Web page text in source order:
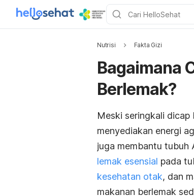
Nutrisi Fakta Gizi
Bagaimana
Berlemak?
Meski seringkali dicap
menyediakan energi
juga membantu tubuh
lemak esensial pada
kesehatan otak, dan
makanan berlemak